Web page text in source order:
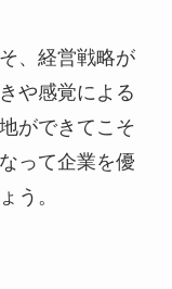
、経営戦略が
や感覚による
ができてこそ
って企業を優
う。